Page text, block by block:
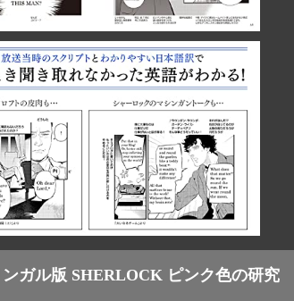
ガル版 SHERLOCK ピンク色の研究